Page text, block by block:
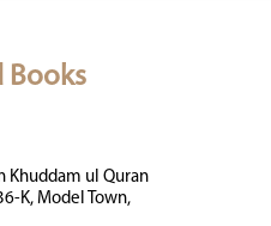
Books
Khuddam ul Quran
K, Model Town,